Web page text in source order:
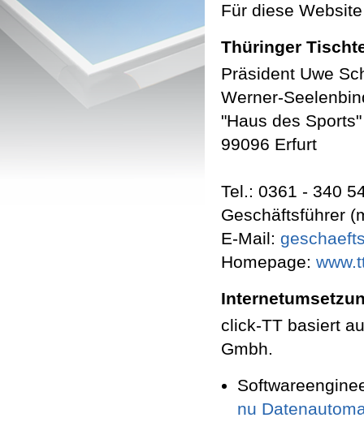
Für diese
Thüringer
Präsident Uwe
Werner-
"Haus des Sports"
99096 Erfurt
Tel.: 0361 - 340
Geschäftsführer
E-Mail:
Homepage:
click-TT basiert
Gmbh.
nu